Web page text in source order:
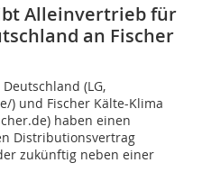
Alleinvertrieb für
an Fischer
(LG,
) und Fischer Kälte-Klima
haben einen
Distributionsvertrag
zukünftig neben einer